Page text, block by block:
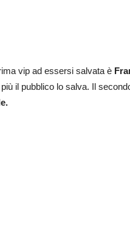
vip ad essersi salvata è
il pubblico lo salva. Il